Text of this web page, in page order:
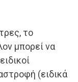
το
μπορεί να
(ειδικά